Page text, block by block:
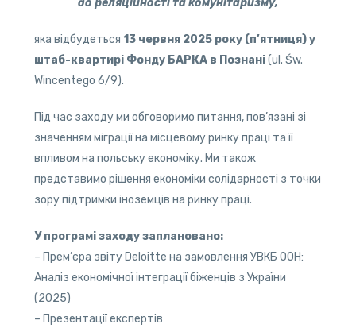
до реляційності та комунітаризму,
яка відбудеться 13 червня 2025 року (п’ятниця) у
штаб-квартирі Фонду БАРКА в Познані(ul. Św.
Wincentego 6/9).
Під час заходу ми обговоримо питання, пов’язані зі
значенням міграції на місцевому ринку праці та її
впливом на польську економіку. Ми також
представимо рішення економіки солідарності з точки
зору підтримки іноземців на ринку праці.
У програмі заходу заплановано:
– Прем’єра звіту Deloitte на замовлення УВКБ ООН:
Аналіз економічної інтеграції біженців з України
(2025)
– Презентації експертів